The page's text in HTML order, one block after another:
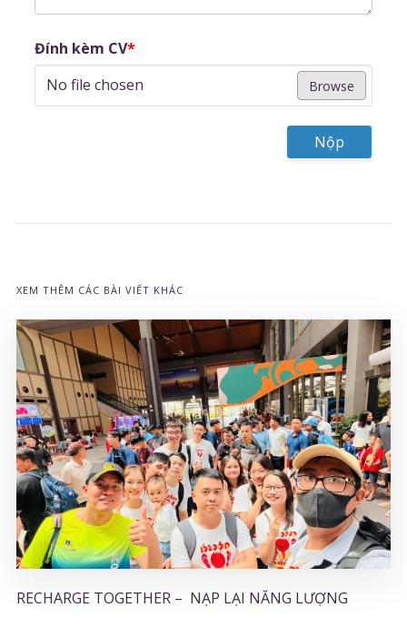
Đính kèm CV*
No file chosen
Browse
Nộp
XEM THÊM CÁC BÀI VIẾT KHÁC
RECHARGE TOGETHER – NẠP LẠI NĂNG LƯỢNG